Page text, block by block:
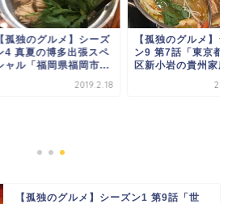
孤独のグルメ】シーズ
4 真夏の博多出張スペ
ャル「福岡県福岡市...
2019.2.18
【孤独のグルメ】シ
ン9 第7話「東京都
区新小岩の貴州家庭
【孤独のグルメ】シーズン1 第9話「世